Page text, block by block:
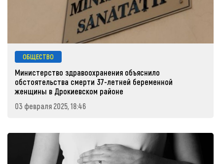
ОБЩЕСТВО
Министерство здравоохранения объяснило
обстоятельства смерти 37-летней беременной
женщины в Дрокиевском районе
03 февраля 2025, 18:46